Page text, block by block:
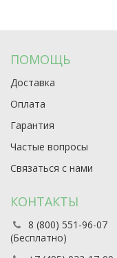
ПОМОЩЬ
Доставка
Оплата
Гарантия
Частые вопросы
Связаться с нами
КОНТАКТЫ
8 (800) 551-96-07
(Бесплатно)